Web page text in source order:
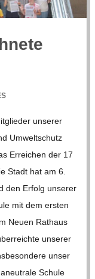
unse­rer
Umwelt­schutz
Errei­chen der 17
Stadt hat am 6.
den Erfolg unse­rer
mit dem ers­ten
Neuen Rat­haus
unse­rer
unser
Schule